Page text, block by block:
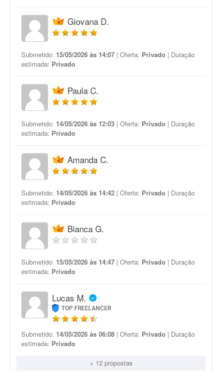
Giovana D.
Submetido: 15/05/2026 às 14:07 | Oferta: Privado | Duração
estimada: Privado
Paula C.
Submetido: 14/05/2026 às 12:03 | Oferta: Privado | Duração
estimada: Privado
Amanda C.
Submetido: 14/05/2026 às 14:42 | Oferta: Privado | Duração
estimada: Privado
Bianca G.
Submetido: 15/05/2026 às 14:47 | Oferta: Privado | Duração
estimada: Privado
Lucas M.
TOP FREELANCER
Submetido: 14/05/2026 às 06:08 | Oferta: Privado | Duração
estimada: Privado
+ 12 propostas